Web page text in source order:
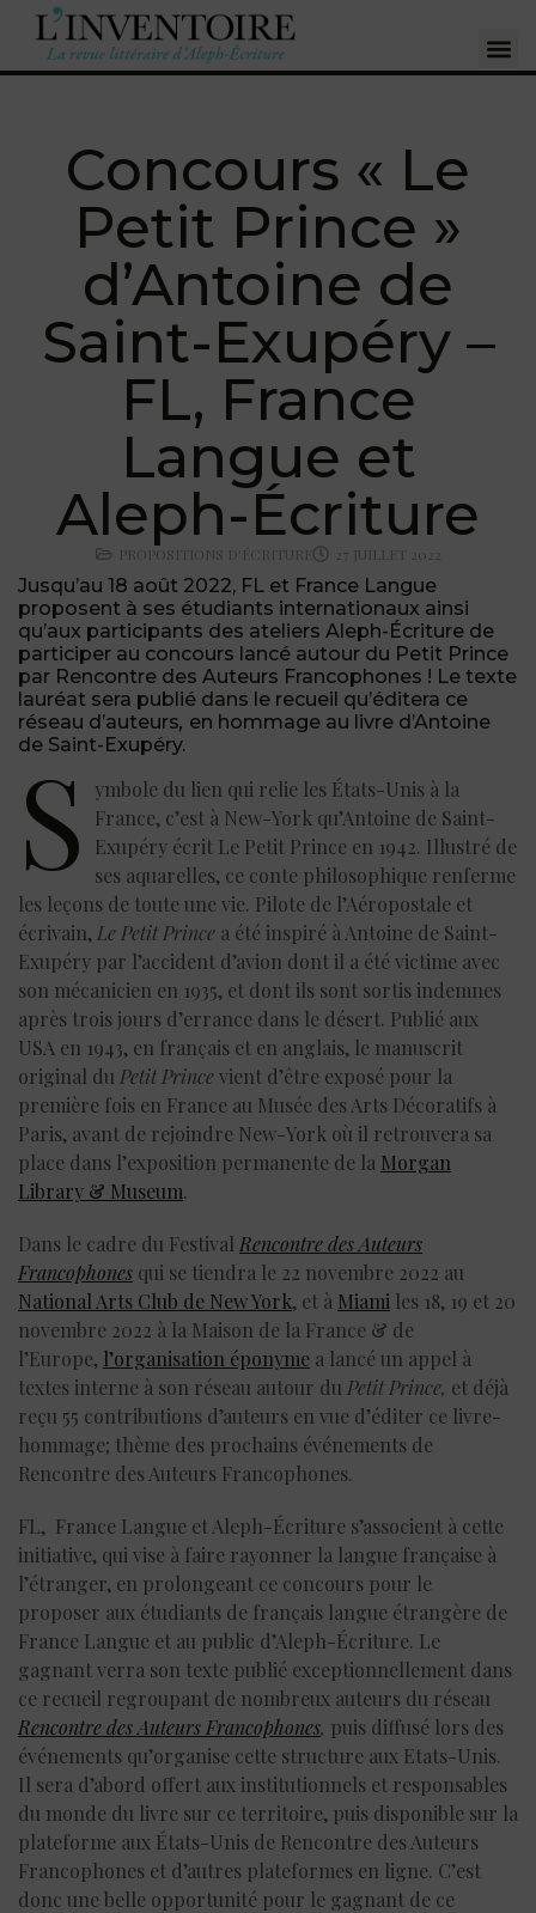
Concours « Le
Petit Prince »
d’Antoine de
Saint-Exupéry –
FL, France
Langue et
Aleph-Écriture
PROPOSITIONS D'ÉCRITURE 27 JUILLET 2022
Jusqu’au 18 août 2022, FL et France Langue
proposent à ses étudiants internationaux ainsi
qu’aux participants des ateliers Aleph-Écriture de
participer au concours lancé autour du Petit Prince
par Rencontre des Auteurs Francophones ! Le texte
lauréat sera publié dans le recueil qu’éditera ce
réseau d’auteurs, en hommage au livre d’Antoine
de Saint-Exupéry.
S
ymbole du lien qui relie les États-Unis à la
France, c’est à New-York qu’Antoine de Saint-
Exupéry écrit Le Petit Prince en 1942. Illustré de
ses aquarelles, ce conte philosophique renferme
les leçons de toute une vie. Pilote de l’Aéropostale et
écrivain, Le Petit Prince a été inspiré à Antoine de Saint-
Exupéry par l’accident d’avion dont il a été victime avec
son mécanicien en 1935, et dont ils sont sortis indemnes
après trois jours d’errance dans le désert. Publié aux
USA en 1943, en français et en anglais, le manuscrit
original du Petit Princevient d’être exposé pour la
première fois en France au Musée des Arts Décoratifs à
Paris, avant de rejoindre New-York où il retrouvera sa
place dans l’exposition permanente de la Morgan
Library & Museum.
Dans le cadre du Festival Rencontre des Auteurs
Francophones qui se tiendra le 22 novembre 2022 au
National Arts Club de New York, et à Miami les 18, 19 et 20
novembre 2022 à la Maison de la France & de
l’Europe, l’organisation éponyme a lancé un appel à
textes interne à son réseau autour du Petit Prince, et déjà
reçu 55 contributions d’auteurs en vue d’éditer ce livre-
hommage; thème des prochains événements de
Rencontre des Auteurs Francophones.
FL, France Langue et Aleph-Écriture s’associent à cette
initiative, qui vise à faire rayonner la langue française à
l’étranger, en prolongeant ce concours pour le
proposer aux étudiants de français langue étrangère de
France Langue et au public d’Aleph-Écriture. Le
gagnant verra son texte publié exceptionnellement dans
ce recueil regroupant de nombreux auteurs du réseau
Rencontre des Auteurs Francophones, puis diffusé lors des
événements qu’organise cette structure aux Etats-Unis.
Il sera d’abord offert aux institutionnels et responsables
du monde du livre sur ce territoire, puis disponible sur la
plateforme aux États-Unis de Rencontre des Auteurs
Francophones et d’autres plateformes en ligne. C’est
donc une belle opportunité pour le gagnant de ce